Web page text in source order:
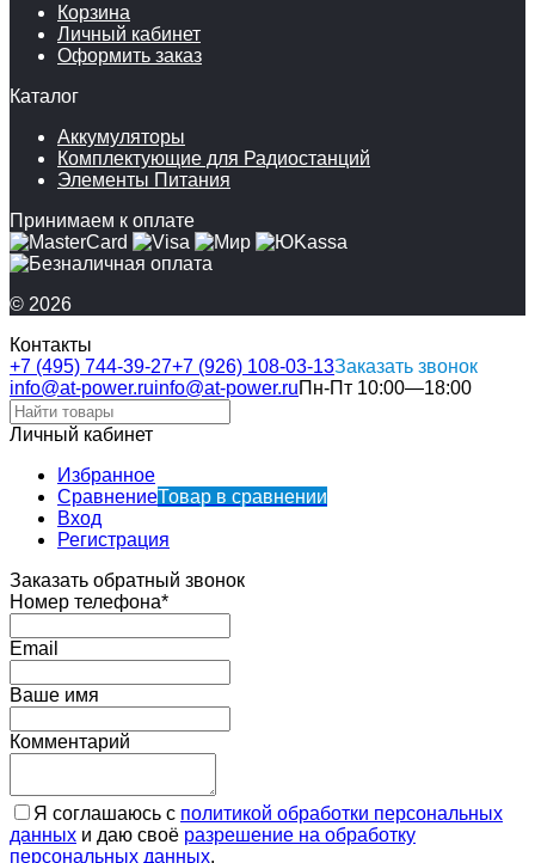
Корзина
Личный кабинет
Оформить заказ
Каталог
Аккумуляторы
Комплектующие для Радиостанций
Элементы Питания
Принимаем к оплате
© 2026
Контакты
+7 (495) 744-39-27+7 (926) 108-03-13Заказать звонок
info@at-power.ruinfo@at-power.ruПн-Пт 10:00—18:00
Личный кабинет
Избранное
СравнениеТовар в сравнении
Вход
Регистрация
Заказать обратный звонок
Номер телефона*
Email
Ваше имя
Комментарий
Я соглашаюсь с политикой обработки персональных
данных и даю своё разрешение на обработку
персональных данных.